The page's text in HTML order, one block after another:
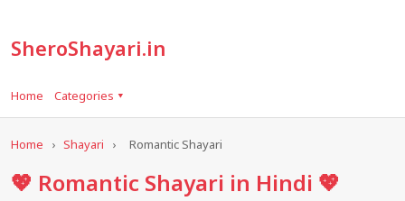
SheroShayari.in
Home Categories ▾
Home › Shayari › Romantic Shayari
💖 Romantic Shayari in Hindi 💖